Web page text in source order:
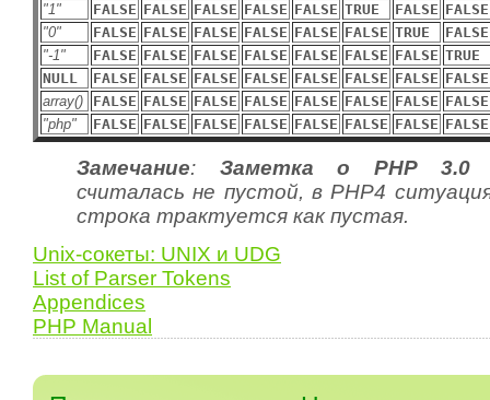
"1"
FALSE FALSE FALSE FALSE FALSE TRUE FALSE FALSE
"0"
FALSE FALSE FALSE FALSE FALSE FALSE TRUE
FALSE
"-1"
FALSE FALSE FALSE FALSE FALSE FALSE FALSE TRUE
NULL
FALSE FALSE FALSE FALSE FALSE FALSE FALSE FALSE
array()
FALSE FALSE FALSE FALSE FALSE FALSE FALSE FALSE
"php"
FALSE FALSE FALSE FALSE FALSE FALSE FALSE FALSE
Замечание: Заметка о PHP 3.0
считалась не пустой, в PHP4
строка трактуется как пустая.
Unix-сокеты: UNIX и UDG
List of Parser Tokens
Appendices
PHP Manual